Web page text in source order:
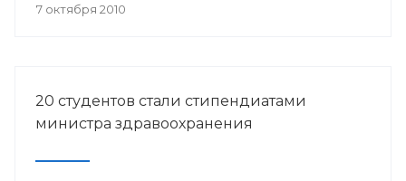
7 октября 2010
20 студентов стали стипендиатами
министра здравоохранения